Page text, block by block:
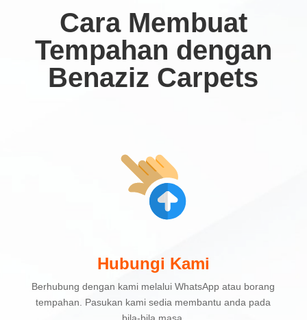
Cara Membuat
Tempahan dengan
Benaziz Carpets
Hubungi Kami
Berhubung dengan kami melalui WhatsApp atau borang
tempahan. Pasukan kami sedia membantu anda pada